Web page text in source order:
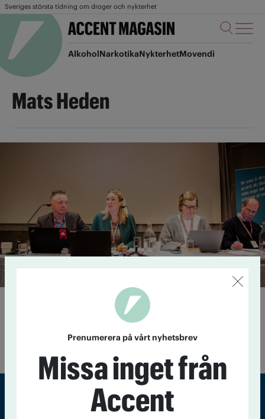
Sveriges största tidning om droger och nykterhet
AlkoholNarkotikaNykterhetMovendi
Mats Heden
Extrakongressen minut för minut
Det var en händelserik dag när IOGT-
NTO-rörelsens fyra förbund samlades för att ta ställning till
den nya organisationsformen.
Prenumerera på vårt nyhetsbrev
Missa inget från
Accent